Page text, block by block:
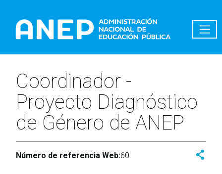
Coordinador -
Proyecto Diagnóstico
de Género de ANEP
Número de referencia Web:60